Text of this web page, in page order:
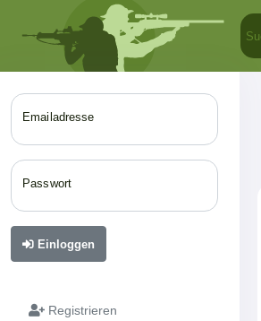
Emailadresse
Passwort
Einloggen
Registrieren